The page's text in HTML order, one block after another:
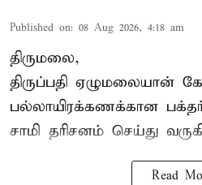
Published on: 08 Aug 2026, 4:18 am
திருமலை,
திருப்பதி ஏழுமலையான்
பல்லாயிரக்கணக்கான
சாமி தரிசனம் செய்து
Read